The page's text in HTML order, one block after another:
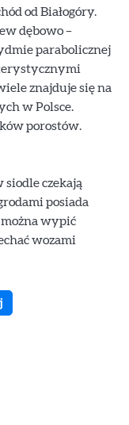
od Białogóry.
dębowo –
parabolicznej
znajduje się na
w Polsce.
porostów.
siodle czekają
posiada
można wypić
wozami